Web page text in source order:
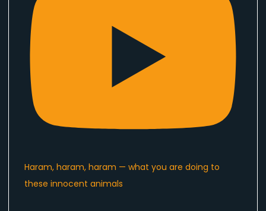
Haram, haram, haram — what you are doing to
these innocent animals